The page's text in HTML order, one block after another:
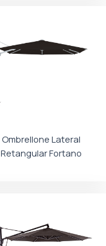
Ombrellone Lateral
Retangular Fortano